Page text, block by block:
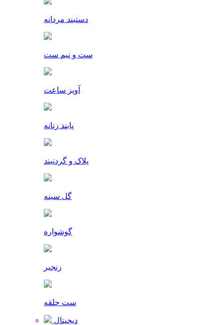
دستبند مردانه
ست و نیم ست
آویز ساعت
پابند زنانه
پلاک و گردنبند
گل سینه
گوشواره
زنجیر
ست حلقه
دیجیتال